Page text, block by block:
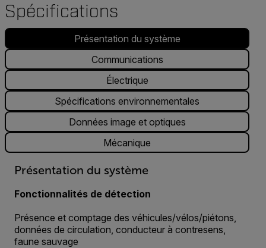
Spécifications
Présentation du système
Communications
Électrique
Spécifications environnementales
Données image et optiques
Mécanique
Présentation du système
Fonctionnalités de détection
Présence et comptage des véhicules/vélos/piétons,
données de circulation, conducteur à contresens,
faune sauvage